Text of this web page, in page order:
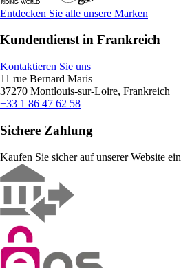
Entdecken Sie alle unsere Marken
Kundendienst in Frankreich
Kontaktieren Sie uns
11 rue Bernard Maris
37270 Montlouis-sur-Loire, Frankreich
+33 1 86 47 62 58
Sichere Zahlung
Kaufen Sie sicher auf unserer Website ein